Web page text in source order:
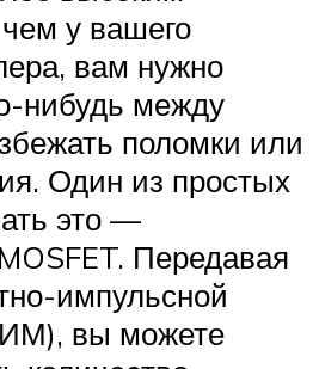
у вашего
вам нужно
нибудь между
поломки или
Один из простых
это —
Передавая
импульсной
вы можете